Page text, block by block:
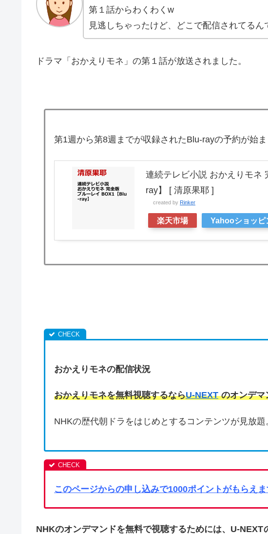
第１話からわくわくw
見逃しちゃったけど、どこで配信されてるん
ドラマ「おかえりモネ」の第１話が放送されました。
第1週から第8週までが収録されたBlu-rayの予約が始
連続テレビ小説 おかえりモネ
ray】 [ 清原果耶 ]
created by Rinker
楽天市場 Yahooショッピ
おかえりモネの配信状況
おかえりモネを無料視聴するならU-NEXTのオンデマ
NHKの歴代朝ドラをはじめとするコンテンツが見放題
このページからの申し込みで1000ポイントがもらえま
NHKのオンデマンドを無料で視聴するためには、U-NEXT